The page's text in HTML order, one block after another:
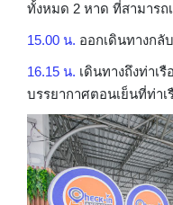
ทั้งหมด 2 หาด ที่สามารถ
15.00 น. ออกเดินทางกลั
16.15 น. เดินทางถึงท่าเ
บรรยากาศตอนเย็นที่ท่าเ